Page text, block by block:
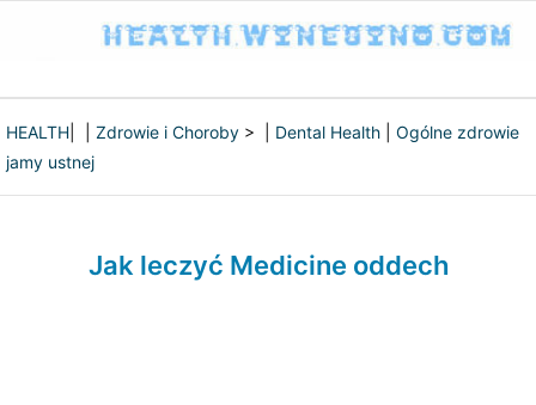
HEALTH Zdrowie i Choroby > | Dental Health
Ogólne zdrowie
jamy ustnej
Jak leczyć Medicine oddech